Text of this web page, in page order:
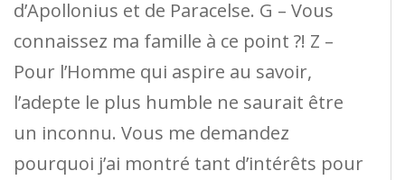
d’Apollonius et de Paracelse. G – Vous
connaissez ma famille à ce point ?! Z –
Pour l’Homme qui aspire au savoir,
l’adepte le plus humble ne saurait être
un inconnu. Vous me demandez
pourquoi j’ai montré tant d’intérêts pour